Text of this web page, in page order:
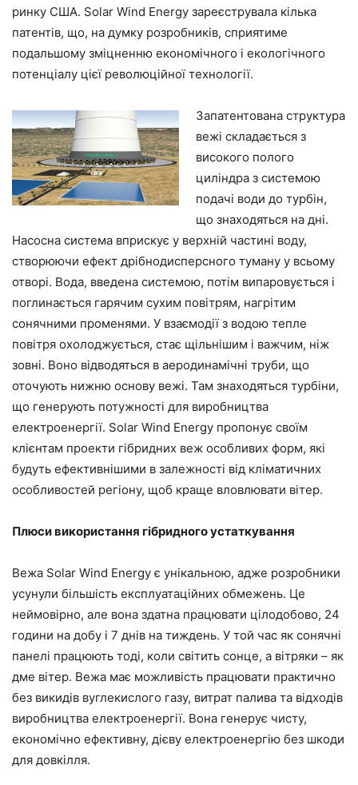
ринку США. Solar Wind Energy зареєструвала кілька
патентів, що, на думку розробників, сприятиме
подальшому зміцненню економічного і екологічного
потенціалу цієї революційної технології.
Запатентована структура
вежі складається з
високого полого
циліндра з системою
подачі води до турбін,
що знаходяться на дні.
Насосна система вприскує у верхній частині воду,
створюючи ефект дрібнодисперсного туману у всьому
отворі. Вода, введена системою, потім випаровується і
поглинається гарячим сухим повітрям, нагрітим
сонячними променями. У взаємодії з водою тепле
повітря охолоджується, стає щільнішим і важчим, ніж
зовні. Воно відводяться в аеродинамічні труби, що
оточують нижню основу вежі. Там знаходяться турбіни,
що генерують потужності для виробництва
електроенергії. Solar Wind Energy пропонує своїм
клієнтам проекти гібридних веж особливих форм, які
будуть ефективнішими в залежності від кліматичних
особливостей регіону, щоб краще вловлювати вітер.
Плюси використання гібридного устаткування
Вежа Solar Wind Energy є унікальною, адже розробники
усунули більшість експлуатаційних обмежень. Це
неймовірно, але вона здатна працювати цілодобово, 24
години на добу і 7 днів на тиждень. У той час як сонячні
панелі працюють тоді, коли світить сонце, а вітряки – як
дме вітер. Вежа має можливість працювати практично
без викидів вуглекислого газу, витрат палива та відходів
виробництва електроенергії. Вона генерує чисту,
економічно ефективну, дієву електроенергію без шкоди
для довкілля.